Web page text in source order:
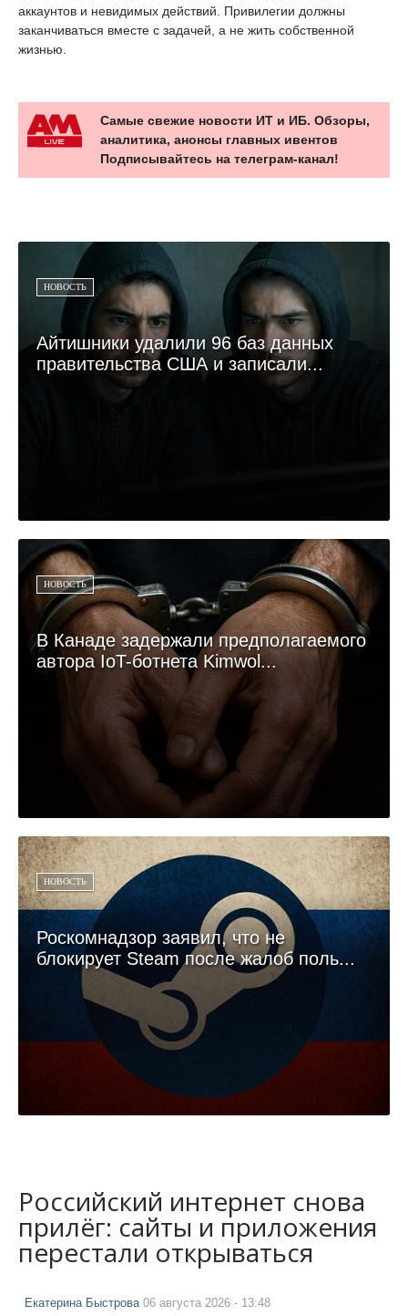
аккаунтов и невидимых действий. Привилегии должны
заканчиваться вместе с задачей, а не жить собственной
жизнью.
Самые свежие новости ИТ и ИБ. Обзоры,
аналитика, анонсы главных ивентов
Подписывайтесь на телеграм-канал!
НОВОСТЬ
Айтишники удалили 96 баз данных
правительства США и записали...
НОВОСТЬ
В Канаде задержали предполагаемого
автора IoT-ботнета Kimwol...
НОВОСТЬ
Роскомнадзор заявил, что не
блокирует Steam после жалоб поль...
Российский интернет снова
прилёг: сайты и приложения
перестали открываться
Екатерина Быстрова06 августа 2026 - 13:48